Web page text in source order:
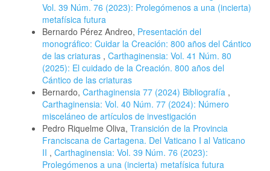
Vol. 39 Núm. 76 (2023): Prolegómenos a una (incierta)
metafísica futura
Bernardo Pérez Andreo, Presentación del
monográfico: Cuidar la Creación: 800 años del Cántico
de las criaturas , Carthaginensia: Vol. 41 Núm. 80
(2025): El cuidado de la Creación. 800 años del
Cántico de las criaturas
Bernardo, Carthaginensia 77 (2024) Bibliografía ,
Carthaginensia: Vol. 40 Núm. 77 (2024): Número
misceláneo de artículos de investigación
Pedro Riquelme Oliva, Transición de la Provincia
Franciscana de Cartagena. Del Vaticano I al Vaticano
II , Carthaginensia: Vol. 39 Núm. 76 (2023):
Prolegómenos a una (incierta) metafísica futura